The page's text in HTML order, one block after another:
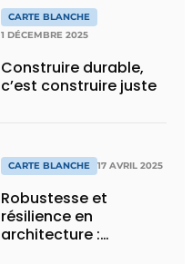
CARTE BLANCHE
1 DÉCEMBRE 2025
Construire durable,
c’est construire juste
CARTE BLANCHE 17 AVRIL 2025
Robustesse et
résilience en
architecture :